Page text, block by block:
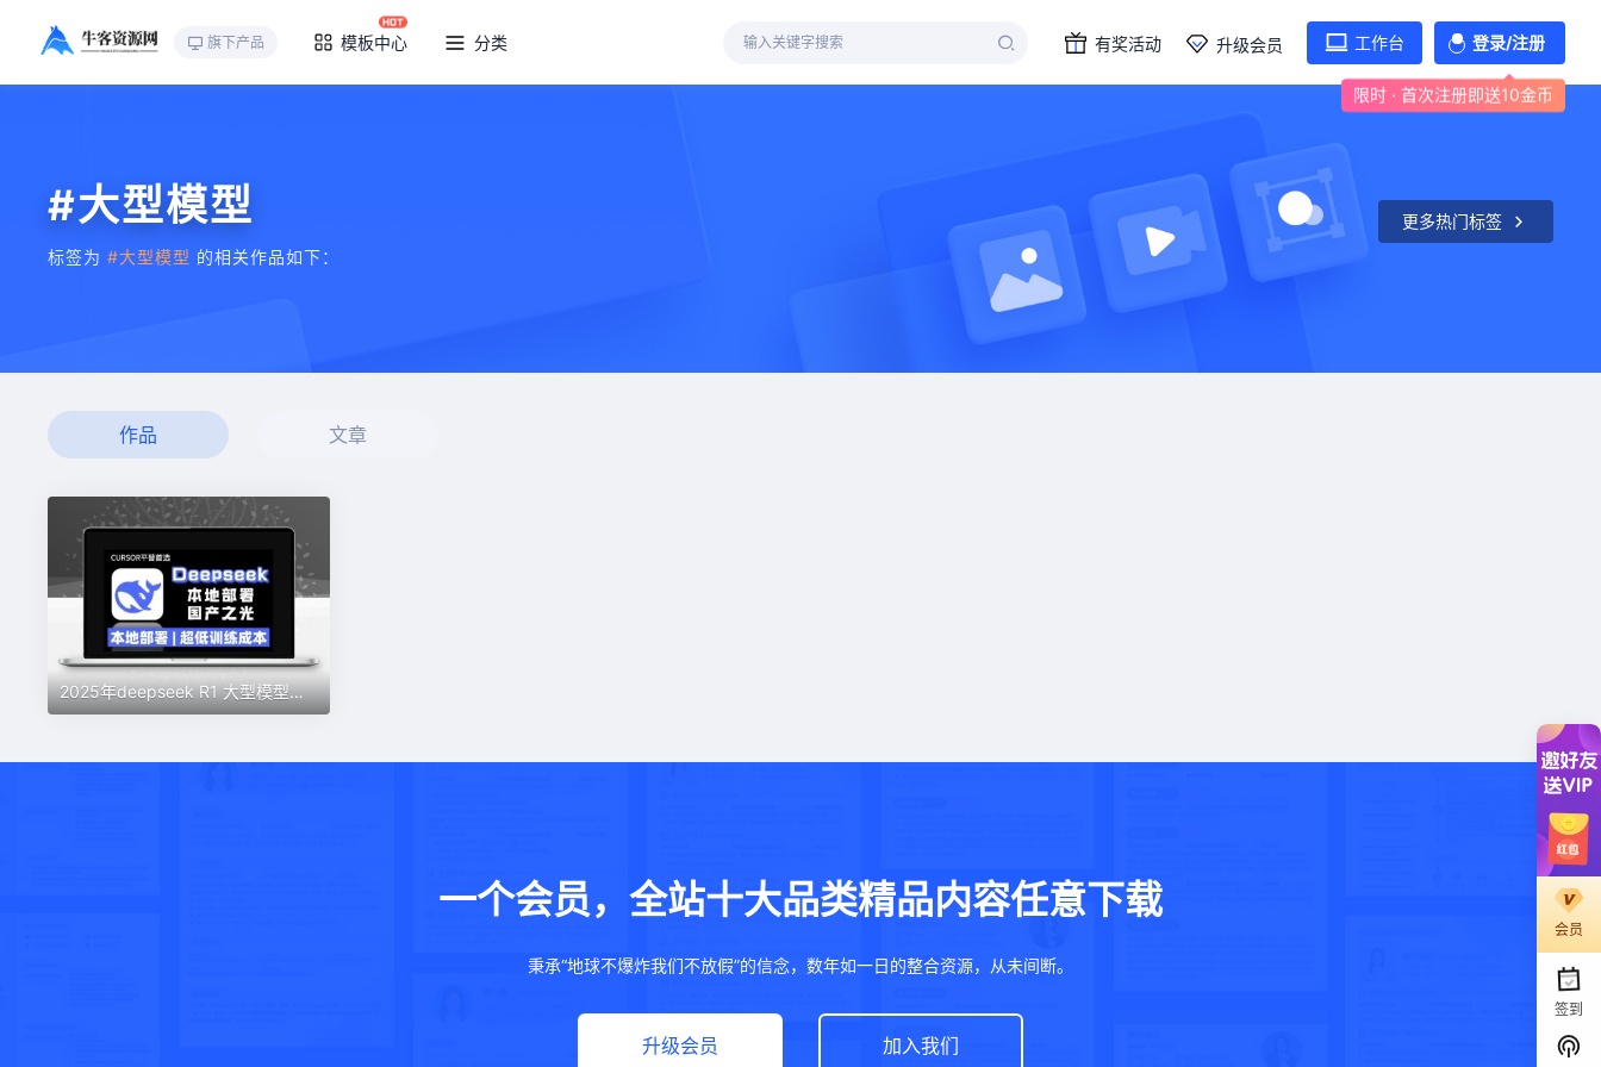
旗下产品 模板中心 分类 有奖活动 升级会员 工作台 登录/注册
限时 · 首次注册即送10金币
#大型模型
标签为 #大型模型 的相关作品如下：
更多热门标签
作品 文章
2025年deepseek R1 大型模型本地安装部署(文件+教程)本地部署，超低训练成本
一个会员，全站十大品类精品内容任意下载
秉承“地球不爆炸我们不放假”的信念，数年如一日的整合资源，从未间断。
升级会员 加入我们
会员
签到